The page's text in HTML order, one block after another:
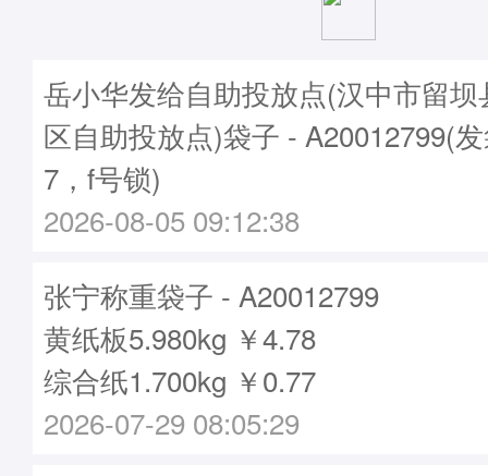
岳小华发给自助投放点(汉中市留
区自助投放点)袋子 - A20012799(
7，f号锁)
2026-08-05 09:12:38
张宁称重袋子 - A20012799
黄纸板5.980kg ￥4.78
综合纸1.700kg ￥0.77
2026-07-29 08:05:29